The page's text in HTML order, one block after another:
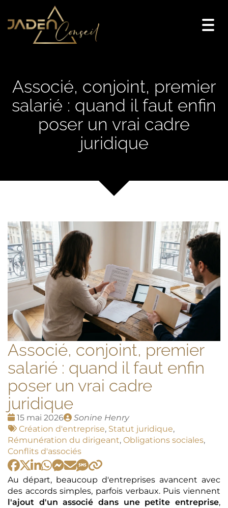
Associé, conjoint, premier
salarié : quand il faut enfin
poser un vrai cadre
juridique
Associé, conjoint, premier
salarié : quand il faut enfin
poser un vrai cadre
juridique
Date
:
15 mai 2026
Publié
par
Sonine Henry
Tags
:
Création d'entreprise, Statut juridique,
Rémunération du dirigeant, Obligations sociales,
Conflits d'associés
Au départ, beaucoup d'entreprises avancent avec
des accords simples, parfois verbaux. Puis viennent
l'ajout d'un associé dans une petite entreprise,